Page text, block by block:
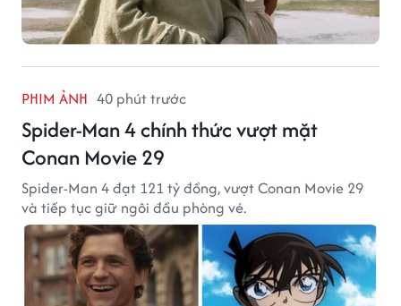
PHIM ẢNH 40 phút trước
Spider-Man 4 chính thức vượt mặt
Conan Movie 29
Spider-Man 4 đạt 121 tỷ đồng, vượt Conan Movie 29
và tiếp tục giữ ngôi đầu phòng vé.